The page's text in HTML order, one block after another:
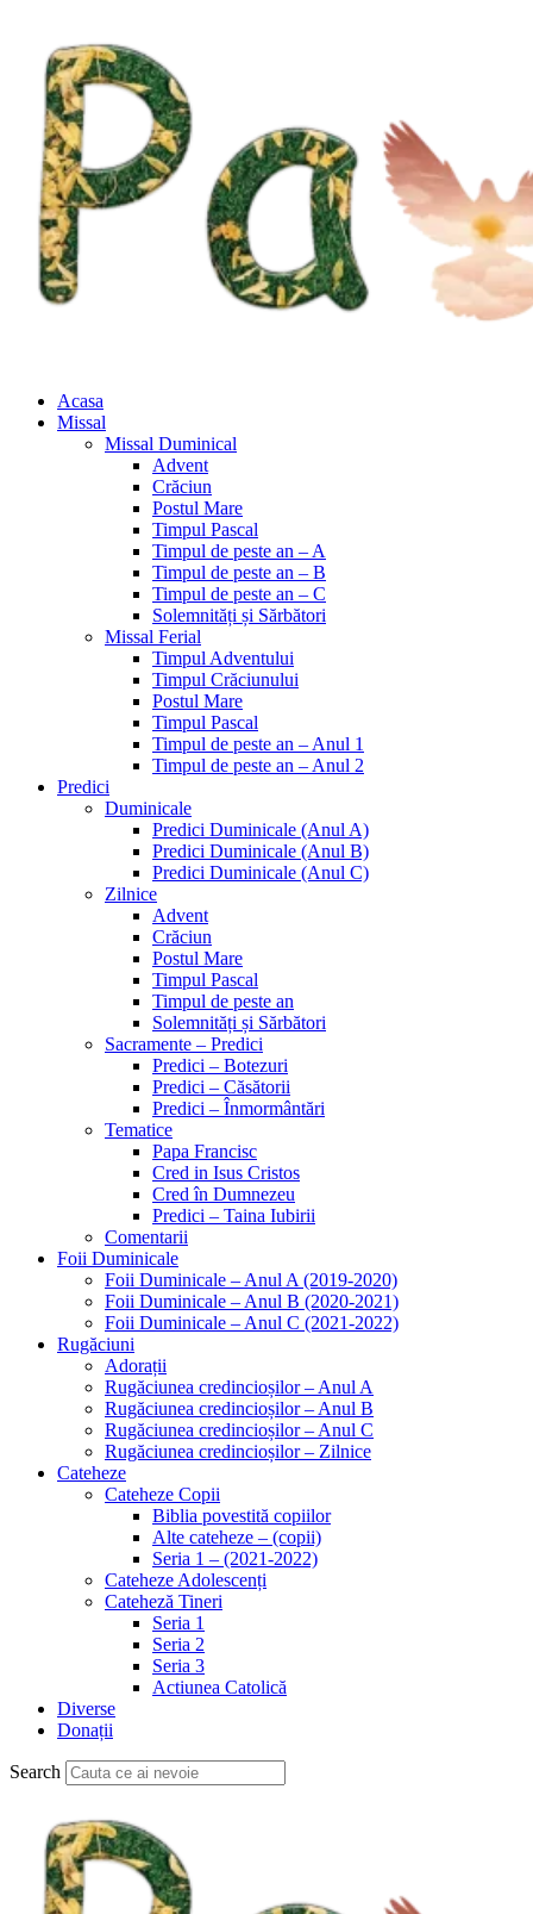
Acasa
Missal
Missal Duminical
Advent
Crăciun
Postul Mare
Timpul Pascal
Timpul de peste an – A
Timpul de peste an – B
Timpul de peste an – C
Solemnități și Sărbători
Missal Ferial
Timpul Adventului
Timpul Crăciunului
Postul Mare
Timpul Pascal
Timpul de peste an – Anul 1
Timpul de peste an – Anul 2
Predici
Duminicale
Predici Duminicale (Anul A)
Predici Duminicale (Anul B)
Predici Duminicale (Anul C)
Zilnice
Advent
Crăciun
Postul Mare
Timpul Pascal
Timpul de peste an
Solemnități și Sărbători
Sacramente – Predici
Predici – Botezuri
Predici – Căsătorii
Predici – Înmormântări
Tematice
Papa Francisc
Cred in Isus Cristos
Cred în Dumnezeu
Predici – Taina Iubirii
Comentarii
Foii Duminicale
Foii Duminicale – Anul A (2019-2020)
Foii Duminicale – Anul B (2020-2021)
Foii Duminicale – Anul C (2021-2022)
Rugăciuni
Adorații
Rugăciunea credincioșilor – Anul A
Rugăciunea credincioșilor – Anul B
Rugăciunea credincioșilor – Anul C
Rugăciunea credincioșilor – Zilnice
Cateheze
Cateheze Copii
Biblia povestită copiilor
Alte cateheze – (copii)
Seria 1 – (2021-2022)
Cateheze Adolescenți
Cateheză Tineri
Seria 1
Seria 2
Seria 3
Actiunea Catolică
Diverse
Donații
Search